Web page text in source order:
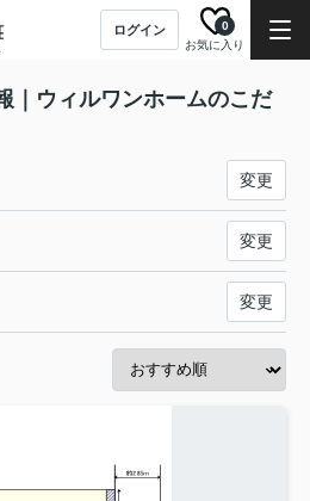
ログイン
お気に入り
0
｜ウィルワンホームのこだ
変更
変更
変更